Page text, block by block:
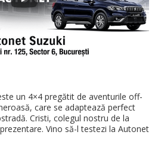
un 4×4 pregătit de aventurile off-
care se adaptează perfect
Cristi, colegul nostru de la
Vino să-l testezi la Autonet